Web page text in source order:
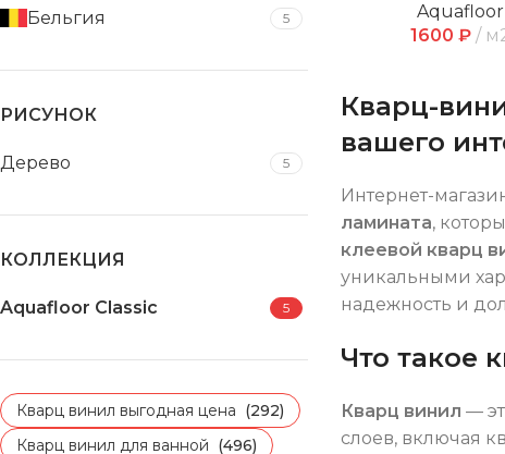
Бельгия 5
РИСУНОК
Дерево 5
КОЛЛЕКЦИЯ
Aquafloor Classic 5
Кварц винил выгодная цена (292)
Кварц винил для ванной (496)
Aquafloor
1600 ₽
Кварц-
вашего
Интернет-
ламината,
клеевой кварц
уникальными
надежность и
Что такое
Кварц винил —
слоев, включая